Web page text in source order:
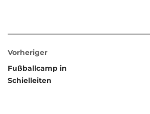
Vorheriger
Fußballcamp in
Schielleiten